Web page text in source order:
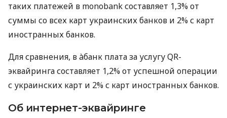
таких платежей в monobank составляет 1,3% от
суммы со всех карт украинских банков и 2% с карт
иностранных банков.
Для сравнения, в àбанк плата за услугу QR-
эквайринга составляет 1,2% от успешной операции
с украинских карт и 2% с карт иностранных банков.
Об интернет-эквайринге